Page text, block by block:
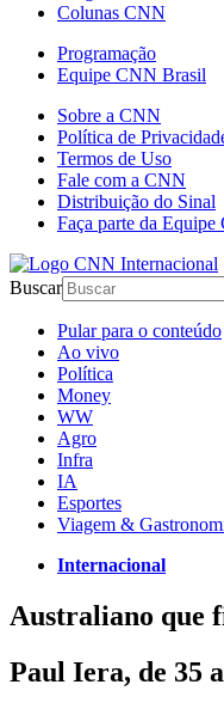
Colunas CNN
Programação
Equipe CNN Brasil
Sobre a CNN
Política de
Termos de Uso
Fale com a CNN
Distribuição do Sinal
Faça parte da Equipe
Buscar
Pular para o conteúdo
Ao vivo
Política
Money
WW
Agro
Infra
IA
Esportes
Viagem &
Internacional
Australiano que
Paul Iera, de 35